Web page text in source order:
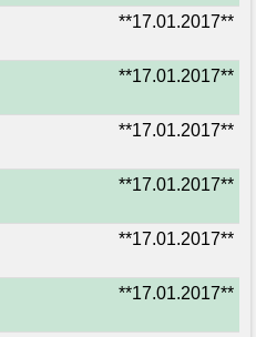
**17.01.2017**
**17.01.2017**
**17.01.2017**
**17.01.2017**
**17.01.2017**
**17.01.2017**